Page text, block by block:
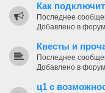
Как
Последнее
Добавлено в
Квесты и
Последнее
Добавлено в
ц1 с